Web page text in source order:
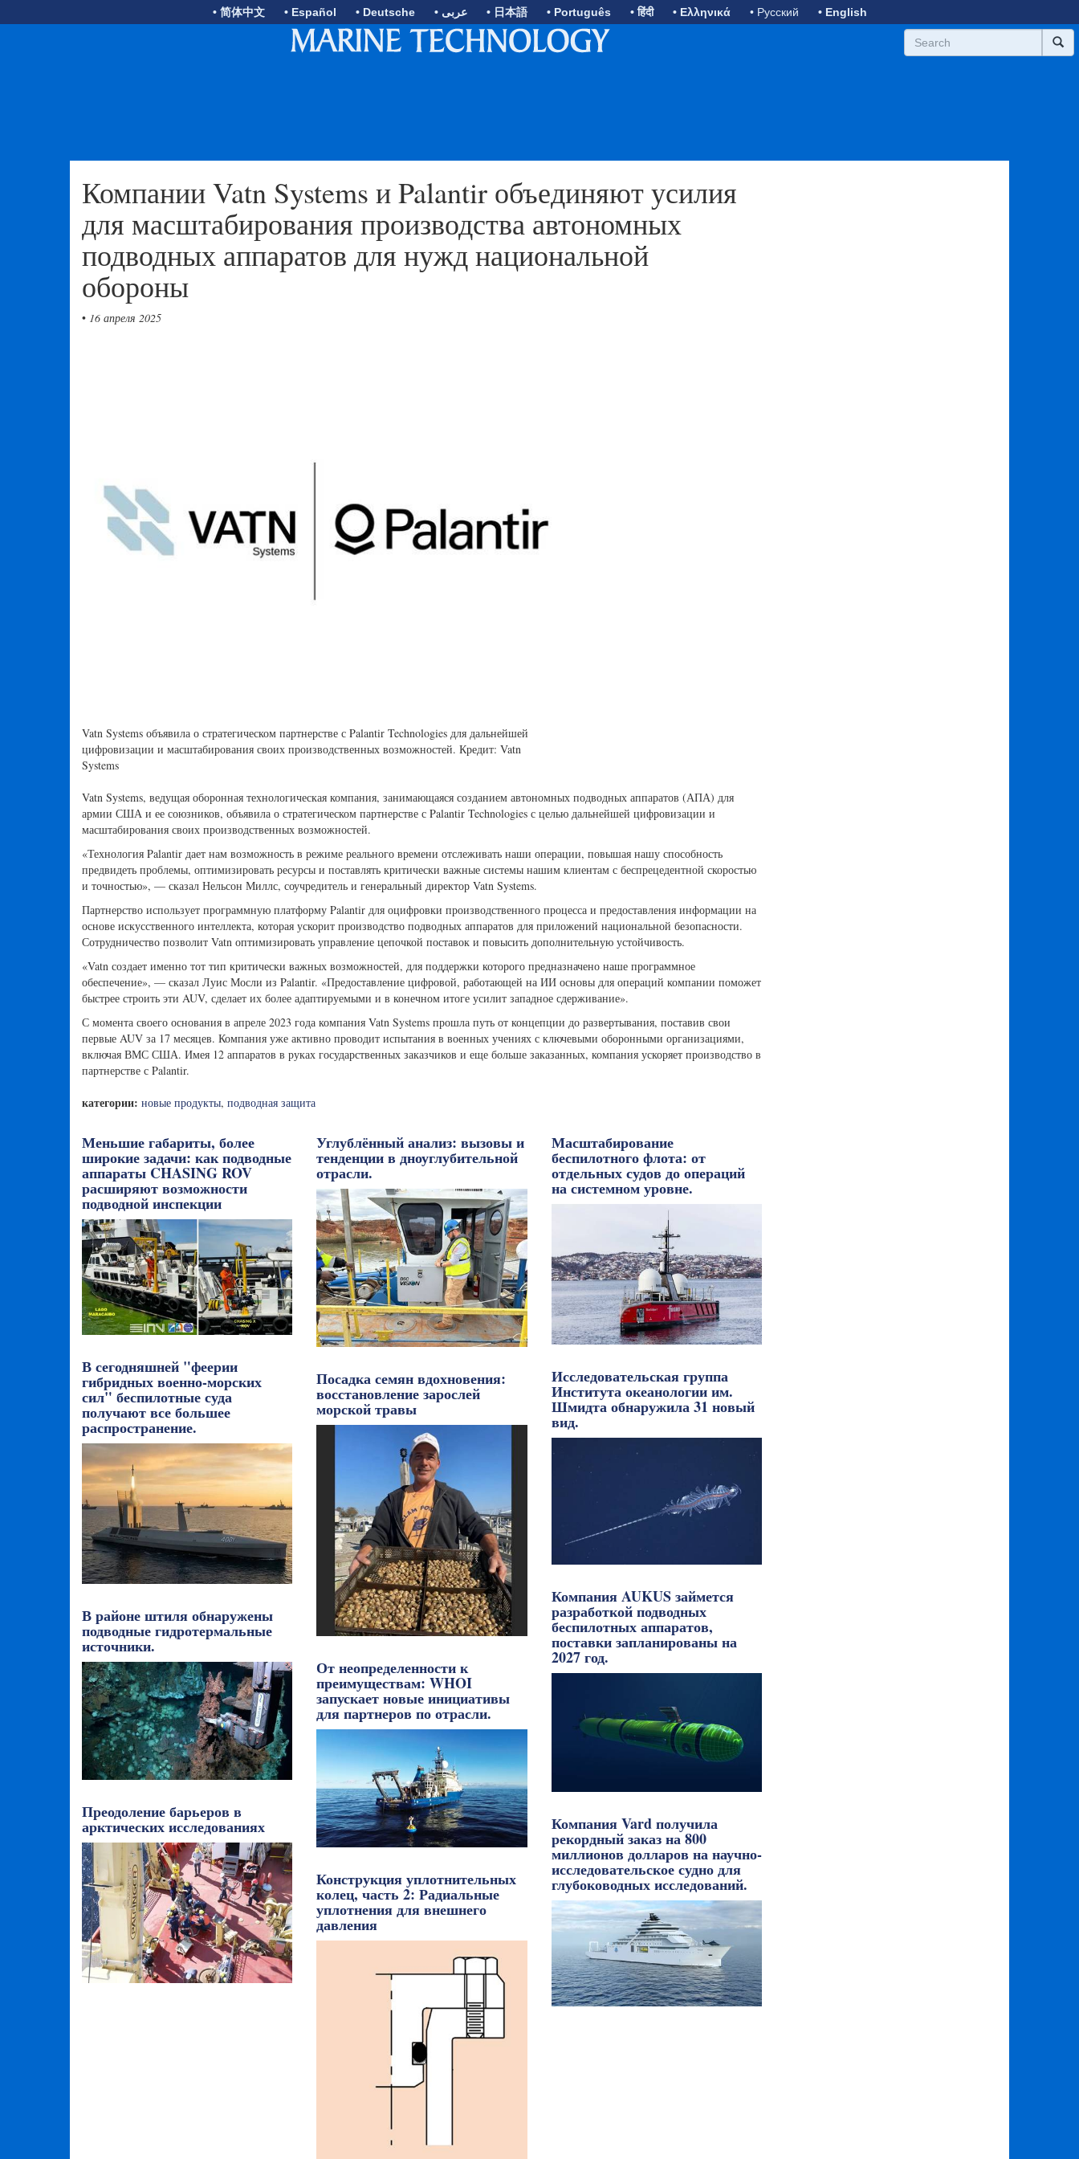
• 简体中文 • Español • Deutsche • عربى • 日本語 • Português • हिंदी • Ελληνικά • Русский • English
Компании Vatn Systems и Palantir объединяют усилия
для масштабирования производства автономных
подводных аппаратов для нужд национальной
обороны
• 16 апреля 2025
Vatn Systems объявила о стратегическом партнерстве с Palantir Technologies для дальнейшей
цифровизации и масштабирования своих производственных возможностей. Кредит: Vatn
Systems
Vatn Systems, ведущая оборонная технологическая компания, занимающаяся созданием автономных подводных аппаратов (АПА) для
армии США и ее союзников, объявила о стратегическом партнерстве с Palantir Technologies с целью дальнейшей цифровизации и
масштабирования своих производственных возможностей.
«Технология Palantir дает нам возможность в режиме реального времени отслеживать наши операции, повышая нашу способность
предвидеть проблемы, оптимизировать ресурсы и поставлять критически важные системы нашим клиентам с беспрецедентной скоростью
и точностью», — сказал Нельсон Миллс, соучредитель и генеральный директор Vatn Systems.
Партнерство использует программную платформу Palantir для оцифровки производственного процесса и предоставления информации на
основе искусственного интеллекта, которая ускорит производство подводных аппаратов для приложений национальной безопасности.
Сотрудничество позволит Vatn оптимизировать управление цепочкой поставок и повысить дополнительную устойчивость.
«Vatn создает именно тот тип критически важных возможностей, для поддержки которого предназначено наше программное
обеспечение», — сказал Луис Мосли из Palantir. «Предоставление цифровой, работающей на ИИ основы для операций компании поможет
быстрее строить эти AUV, сделает их более адаптируемыми и в конечном итоге усилит западное сдерживание».
С момента своего основания в апреле 2023 года компания Vatn Systems прошла путь от концепции до развертывания, поставив свои
первые AUV за 17 месяцев. Компания уже активно проводит испытания в военных учениях с ключевыми оборонными организациями,
включая ВМС США. Имея 12 аппаратов в руках государственных заказчиков и еще больше заказанных, компания ускоряет производство в
партнерстве с Palantir.
категории: новые продукты, подводная защита
Меньшие габариты, более
широкие задачи: как подводные
аппараты CHASING ROV
расширяют возможности
подводной инспекции
В сегодняшней "феерии
гибридных военно-морских
сил" беспилотные суда
получают все большее
распространение.
В районе штиля обнаружены
подводные гидротермальные
источники.
Преодоление барьеров в
арктических исследованиях
Углублённый анализ: вызовы и
тенденции в дноуглубительной
отрасли.
Посадка семян вдохновения:
восстановление зарослей
морской травы
От неопределенности к
преимуществам: WHOI
запускает новые инициативы
для партнеров по отрасли.
Конструкция уплотнительных
колец, часть 2: Радиальные
уплотнения для внешнего
давления
Масштабирование
беспилотного флота: от
отдельных судов до операций
на системном уровне.
Исследовательская группа
Института океанологии им.
Шмидта обнаружила 31 новый
вид.
Компания AUKUS займется
разработкой подводных
беспилотных аппаратов,
поставки запланированы на
2027 год.
Компания Vard получила
рекордный заказ на 800
миллионов долларов на научно-
исследовательское судно для
глубоководных исследований.